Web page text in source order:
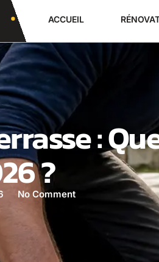
ACCUEIL
:
?
No Comment